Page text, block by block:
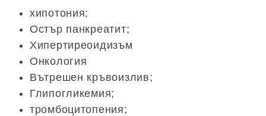
хипотония;
Остър панкреатит;
Хипертиреоидизъм
Онкология
Вътрешен кръвоизлив;
Глипогликемия;
тромбоцитопения;